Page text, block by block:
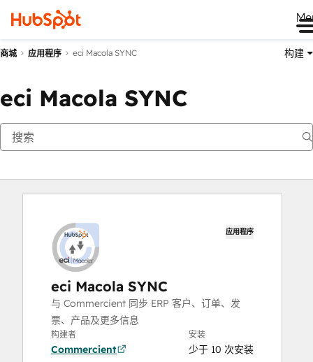
商城 应用程序 eci Macola SYNC 构建
eci Macola SYNC
应用程序
eci Macola SYNC
与 Commercient 同步 ERP 客户、订单、发
票、产品及更多信息
构建者
Commercient
安装
少于 10 次安装